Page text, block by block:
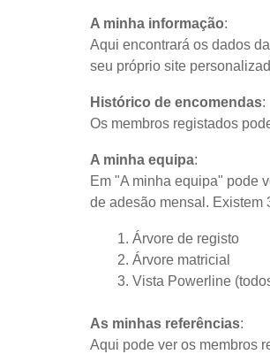
A minha informação:
Aqui encontrará os dados
seu próprio site
Histórico de encomendas:
Os membros registados
A minha equipa:
Em "A minha equipa" pode
de adesão mensal. Existem
Árvore de registo
Árvore matricial
Vista Powerline
As minhas referências:
Aqui pode ver os membros